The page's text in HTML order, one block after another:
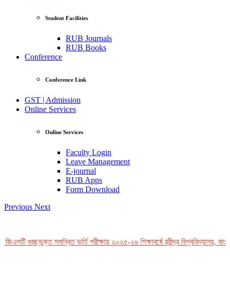
Student Facilities
RUB Journals
RUB Books
Conference
Conference Link
GST | Admission
Online Services
Online Services
Faculty Login
Leave Management
E-journal
RUB Apps
Form Download
Previous Next
গুচ্ছভুক্ত সমন্বিত ভর্তি পরীক্ষায় ২০২৫-২৬ শিক্ষাবর্ষে রবীন্দ্র বিশ্ববিদ্যালয়,